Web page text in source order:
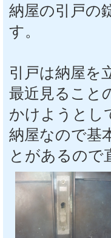
納屋の引戸の
す。
引戸は納屋を
最近見ること
かけようとし
納屋なので基
とがあるので